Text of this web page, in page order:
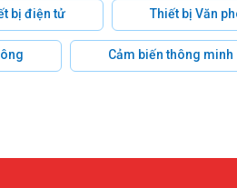
bị điện tử Thiết bị Văn
Cảm biến thông minh